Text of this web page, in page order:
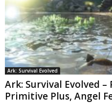
Ark: Survival Evolved
Ark: Survival Evolved –
Primitive Plus, Angel